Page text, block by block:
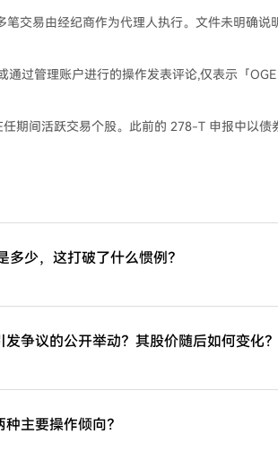
交易由经纪商作为代理人执行。文件未明确说
过管理账户进行的操作发表评论,仅表示「
期间活跃交易个股。此前的 278-T 申报中以债
少，这打破了什么惯例？
争议的公开举动？其股价随后如何变化？
主要操作倾向？